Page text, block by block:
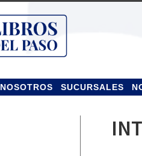
NOSOTROS SUCURSALES